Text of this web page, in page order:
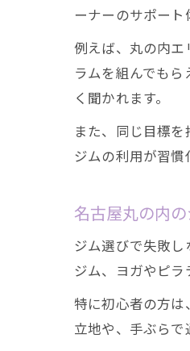
ーナーのサポー
例えば、丸の内
ラムを組んでも
く聞かれます。
また、同じ目標
ジムの利用が習慣
名古屋丸の内
ジム選びで失敗
ジム、ヨガやピラ
特に初心者の方
立地や、手ぶらで